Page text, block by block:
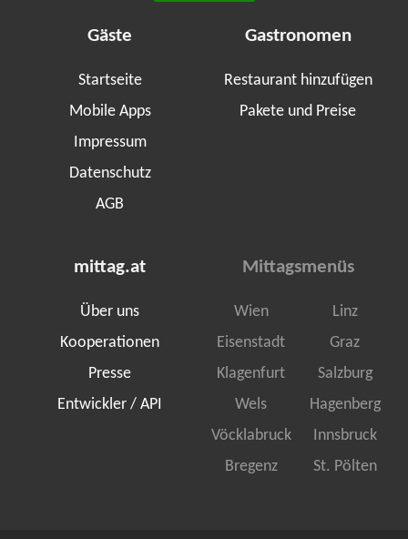
Gäste
Startseite
Mobile Apps
Impressum
Datenschutz
AGB
Gastronomen
Restaurant hinzufügen
Pakete und Preise
mittag.at
Über uns
Kooperationen
Presse
Entwickler / API
Mittagsmenüs
Wien
Linz
Eisenstadt
Graz
Klagenfurt
Salzburg
Wels
Hagenberg
Vöcklabruck
Innsbruck
Bregenz
St. Pölten